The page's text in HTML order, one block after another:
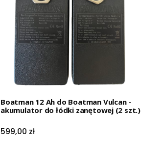
Boatman 12 Ah do Boatman Vulcan -
akumulator do łódki zanętowej (2 szt.)
Cena
599,00 zł